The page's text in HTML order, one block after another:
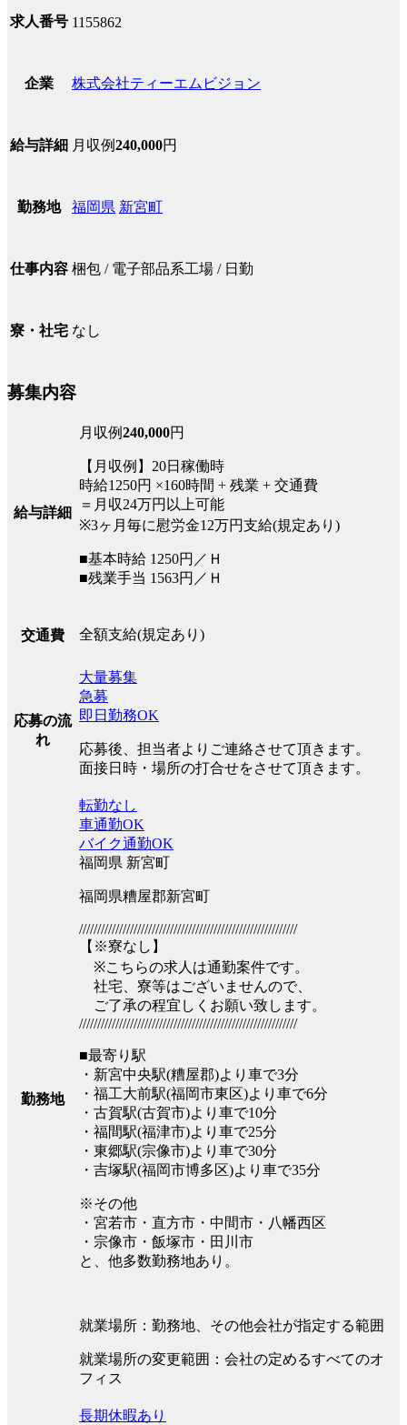
求人番号 1155862
企業 株式会社ティーエムビジョン
給与詳細 月収例240,000円
勤務地 福岡県 新宮町
仕事内容 梱包 / 電子部品系工場 / 日勤
寮・社宅 なし
募集内容
給与詳細
月収例240,000円
【月収例】20日稼働時
時給1250円 ×160時間 + 残業 + 交通費
＝月収24万円以上可能
※3ヶ月毎に慰労金12万円支給(規定あり)
■基本時給 1250円／Ｈ
■残業手当 1563円／Ｈ
交通費 全額支給(規定あり)
応募の流
れ
大量募集
急募
即日勤務OK
応募後、担当者よりご連絡させて頂きます。
面接日時・場所の打合せをさせて頂きます。
勤務地
転勤なし
車通勤OK
バイク通勤OK
福岡県 新宮町
福岡県糟屋郡新宮町
////////////////////////////////////////////////////////////
【※寮なし】
※こちらの求人は通勤案件です。
社宅、寮等はございませんので、
ご了承の程宜しくお願い致します。
////////////////////////////////////////////////////////////
■最寄り駅
・新宮中央駅(糟屋郡)より車で3分
・福工大前駅(福岡市東区)より車で6分
・古賀駅(古賀市)より車で10分
・福間駅(福津市)より車で25分
・東郷駅(宗像市)より車で30分
・吉塚駅(福岡市博多区)より車で35分
※その他
・宮若市・直方市・中間市・八幡西区
・宗像市・飯塚市・田川市
と、他多数勤務地あり。
就業場所：勤務地、その他会社が指定する範囲
就業場所の変更範囲：会社の定めるすべてのオ
フィス
長期休暇あり